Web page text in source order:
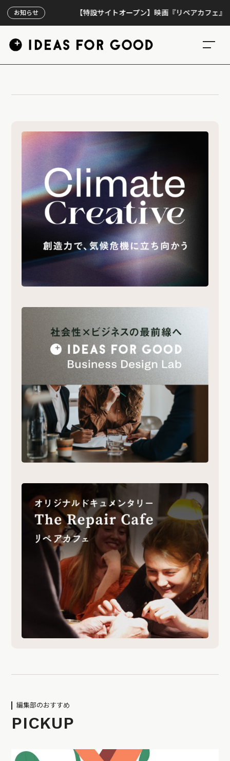
お知らせ 【特設サイトオープン】映画『リペアカフェ』、上
編集部のおすすめ
PICKUP